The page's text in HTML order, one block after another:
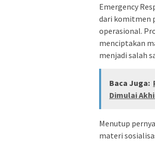
Emergency
dari komitmen
operasional.
menciptakan
menjadi salah
Baca Juga:
Dimulai
Menutup
materi